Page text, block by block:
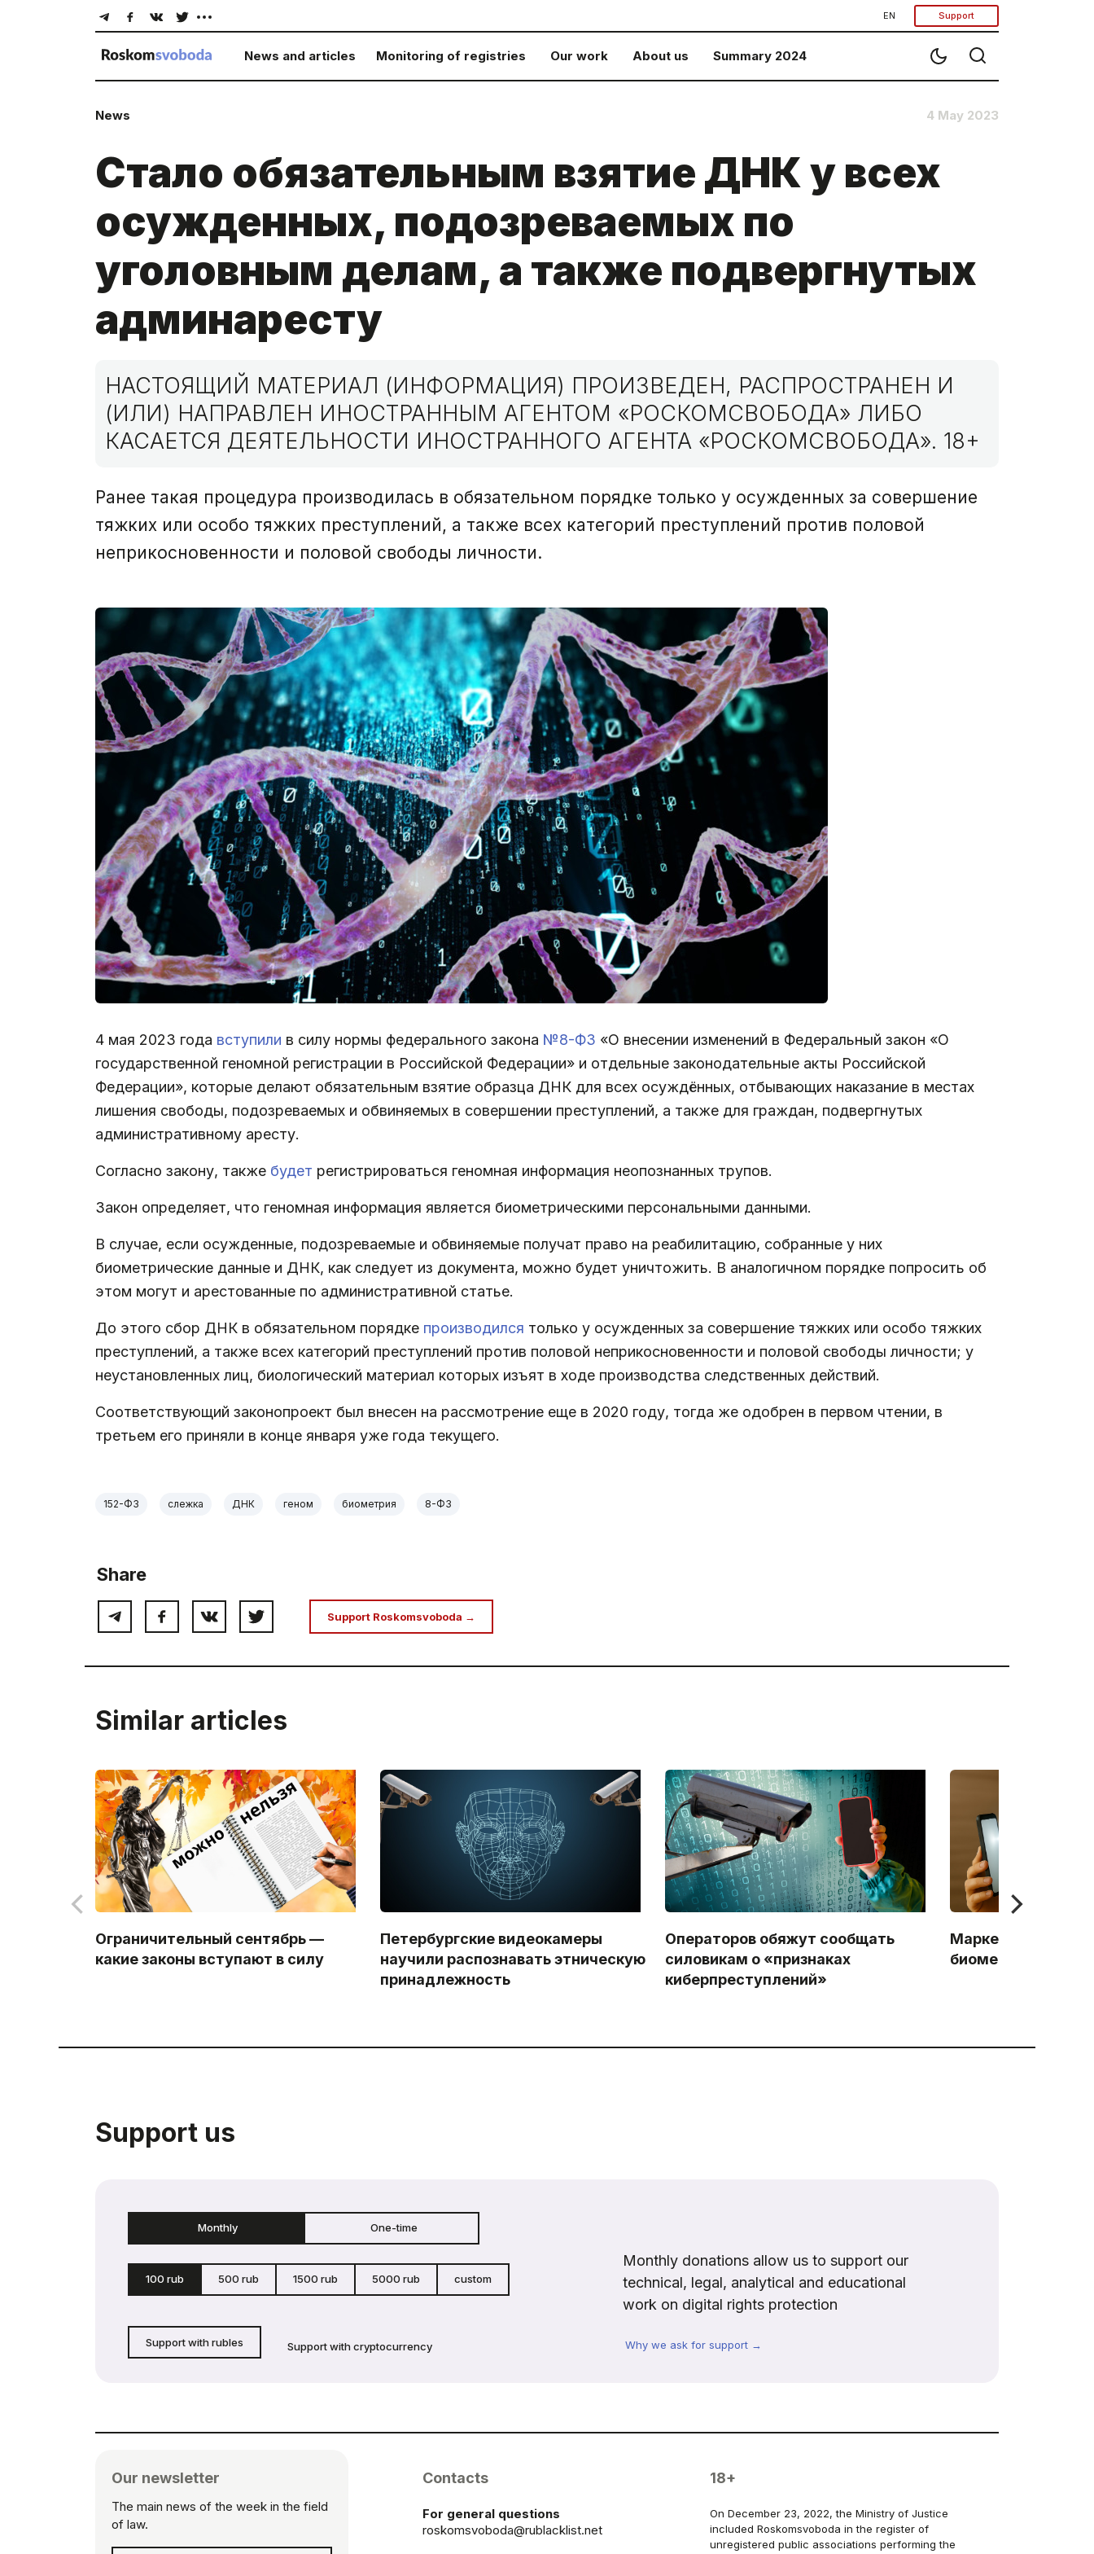
EN Support
News and articles Monitoring of registries Our work About us Summary 2024
News 4 May 2023
Стало обязательным взятие ДНК у всех
осужденных, подозреваемых по
уголовным делам, а также подвергнутых
админаресту
НАСТОЯЩИЙ МАТЕРИАЛ (ИНФОРМАЦИЯ) ПРОИЗВЕДЕН, РАСПРОСТРАНЕН И
(ИЛИ) НАПРАВЛЕН ИНОСТРАННЫМ АГЕНТОМ «РОСКОМСВОБОДА» ЛИБО
КАСАЕТСЯ ДЕЯТЕЛЬНОСТИ ИНОСТРАННОГО АГЕНТА «РОСКОМСВОБОДА». 18+
Ранее такая процедура производилась в обязательном порядке только у осужденных за совершение
тяжких или особо тяжких преступлений, а также всех категорий преступлений против половой
неприкосновенности и половой свободы личности.
4 мая 2023 года вступили в силу нормы федерального закона №8-ФЗ «О внесении изменений в Федеральный закон «О
государственной геномной регистрации в Российской Федерации» и отдельные законодательные акты Российской
Федерации», которые делают обязательным взятие образца ДНК для всех осуждённых, отбывающих наказание в местах
лишения свободы, подозреваемых и обвиняемых в совершении преступлений, а также для граждан, подвергнутых
административному аресту.
Согласно закону, также будет регистрироваться геномная информация неопознанных трупов.
Закон определяет, что геномная информация является биометрическими персональными данными.
В случае, если осужденные, подозреваемые и обвиняемые получат право на реабилитацию, собранные у них
биометрические данные и ДНК, как следует из документа, можно будет уничтожить. В аналогичном порядке попросить об
этом могут и арестованные по административной статье.
До этого сбор ДНК в обязательном порядке производился только у осужденных за совершение тяжких или особо тяжких
преступлений, а также всех категорий преступлений против половой неприкосновенности и половой свободы личности; у
неустановленных лиц, биологический материал которых изъят в ходе производства следственных действий.
Соответствующий законопроект был внесен на рассмотрение еще в 2020 году, тогда же одобрен в первом чтении, в
третьем его приняли в конце января уже года текущего.
152-ФЗ слежка ДНК геном биометрия 8-ФЗ
Share
Support Roskomsvoboda →
Similar articles
Ограничительный сентябрь —
какие законы вступают в силу
Петербургские видеокамеры
научили распознавать этническую
принадлежность
Операторов обяжут сообщать
силовикам о «признаках
киберпреступлений»
Маркетплейсы
биометрии
Support us
Monthly One-time
100 rub 500 rub 1500 rub 5000 rub custom
Support with rubles Support with cryptocurrency
Monthly donations allow us to support our
technical, legal, analytical and educational
work on digital rights protection
Why we ask for support →
Our newsletter
The main news of the week in the field
of law.
Contacts
For general questions
roskomsvoboda@rublacklist.net
18+
On December 23, 2022, the Ministry of Justice
included Roskomsvoboda in the register of
unregistered public associations performing the